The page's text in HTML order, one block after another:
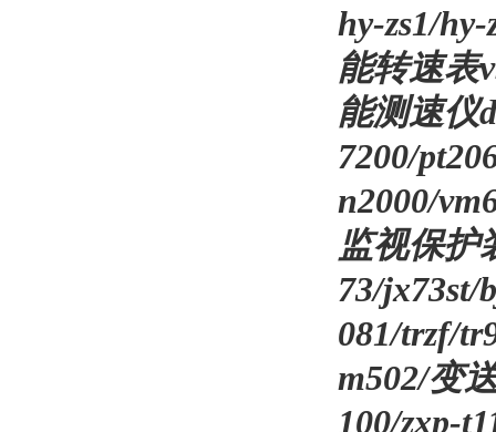
hy-zs1/hy-
能转速表
能测速仪
7200/
n2000/
监视保护
73/jx73st/
081/trzf/